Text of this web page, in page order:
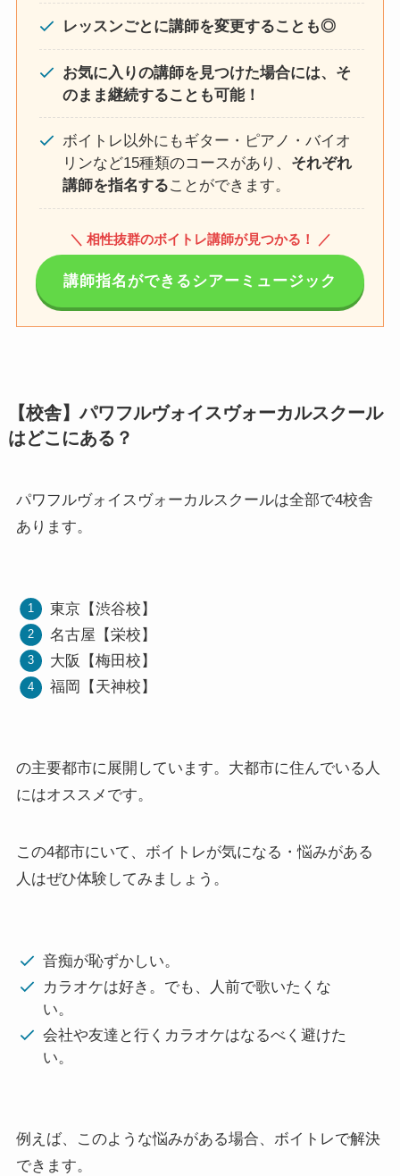
レッスンごとに講師を変更することも◎
お気に入りの講師を見つけた場合には、そ
のまま継続することも可能！
ボイトレ以外にもギター・ピアノ・バイオ
リンなど15種類のコースがあり、 それぞれ
講師を指名することができます。
＼ 相性抜群のボイトレ講師が見つかる！ ／
講師指名ができるシアーミュージック
【校舎】パワフルヴォイスヴォーカルスクール
はどこにある？
パワフルヴォイスヴォーカルスクールは全部で4校舎
あります。
東京【渋谷校】
名古屋【栄校】
大阪【梅田校】
福岡【天神校】
の主要都市に展開しています。大都市に住んでいる人
にはオススメです。
この4都市にいて、ボイトレが気になる・悩みがある
人はぜひ体験してみましょう。
音痴が恥ずかしい。
カラオケは好き。でも、人前で歌いたくな
い。
会社や友達と行くカラオケはなるべく避けた
い。
例えば、このような悩みがある場合、ボイトレで解決
できます。